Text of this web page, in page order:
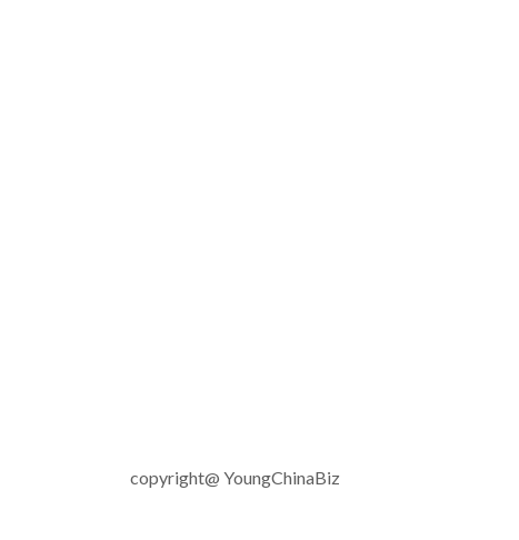
copyright@ YoungChinaBiz